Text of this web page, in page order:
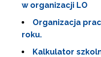
w organizacji LO
Organizacja
roku.
Kalkulator